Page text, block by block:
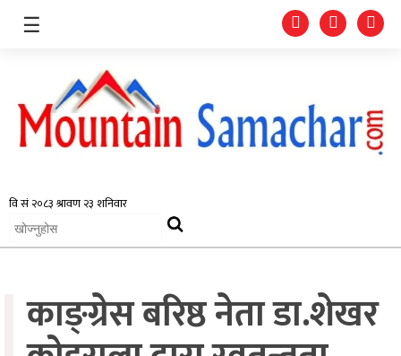
प्रदेश
राजनीति
स्वास्थ्य
☰
काङ्ग्रेस बरिष्ठ नेता डा.शेखर